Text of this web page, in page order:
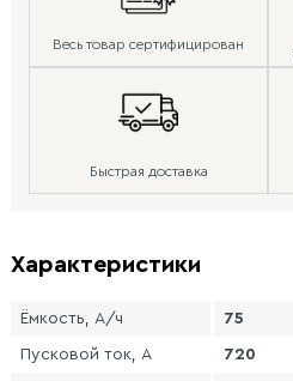
Весь товар сертифицирован
Быстрая доставка
Характеристики
Ёмкость, А/ч 75
Пусковой ток, А 720